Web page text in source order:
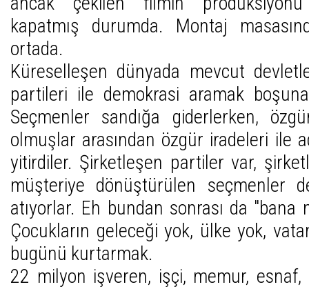
kapatmış durumda. Montaj
ortada.
Küreselleşen dünyada mevcut
partileri ile demokrasi aramak
Seçmenler sandığa giderlerken,
olmuşlar arasından özgür iradeleri ile
yitirdiler. Şirketleşen partiler var,
müşteriye dönüştürülen seçmenler
atıyorlar. Eh bundan sonrası da
Çocukların geleceği yok, ülke yok,
bugünü kurtarmak.
22 milyon işveren, işçi, memur,